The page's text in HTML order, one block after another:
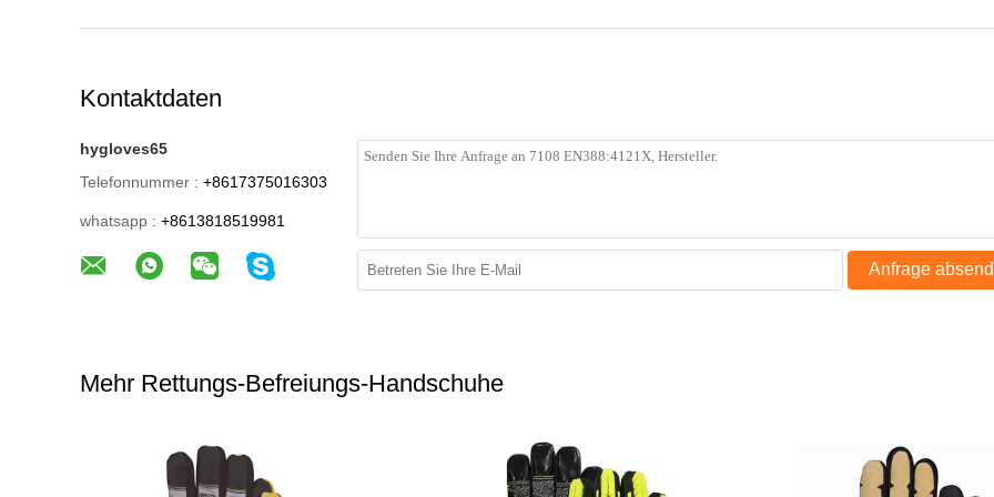
Kontaktdaten
hygloves65
Telefonnummer : +8617375016303
whatsapp : +8613818519981
Anfrage
Mehr Rettungs-Befreiungs-Handschuhe